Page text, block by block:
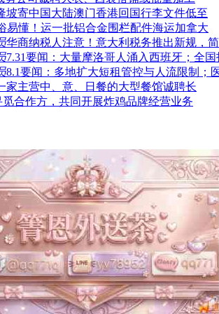
坡寄中国大陆澳门香港回国行李文件低至
易懂！运一批铝合金围栏配件海运加拿大
华商纳税人注意！意大利税务推出新规，
7.31要闻：大量摩洛哥人涌入西班牙；全国
8.1要闻：多地扩大短租管控与人流限制；
家主营中、意、日餐的大型餐馆诚聘长
觅合作方，共同开展炸鸡品牌经营业务